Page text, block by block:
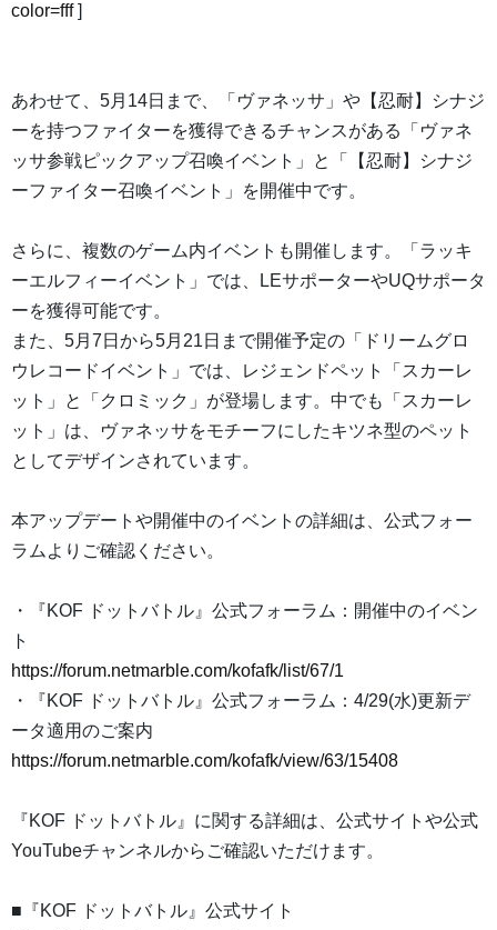
color=fff]
あわせて、5月14日まで、「ヴァネッサ」や【忍耐】シナジ
ーを持つファイターを獲得できるチャンスがある「ヴァネ
ッサ参戦ピックアップ召喚イベント」と「【忍耐】シナジ
ーファイター召喚イベント」を開催中です。
さらに、複数のゲーム内イベントも開催します。「ラッキ
ーエルフィーイベント」では、LEサポーターやUQサポータ
ーを獲得可能です。
また、5月7日から5月21日まで開催予定の「ドリームグロ
ウレコードイベント」では、レジェンドペット「スカーレ
ット」と「クロミック」が登場します。中でも「スカーレ
ット」は、ヴァネッサをモチーフにしたキツネ型のペット
としてデザインされています。
本アップデートや開催中のイベントの詳細は、公式フォー
ラムよりご確認ください。
・『KOF ドットバトル』公式フォーラム：開催中のイベン
ト
https://forum.netmarble.com/kofafk/list/67/1
・『KOF ドットバトル』公式フォーラム：4/29(水)更新デ
ータ適用のご案内
https://forum.netmarble.com/kofafk/view/63/15408
『KOF ドットバトル』に関する詳細は、公式サイトや公式
YouTubeチャンネルからご確認いただけます。
■『KOF ドットバトル』公式サイト